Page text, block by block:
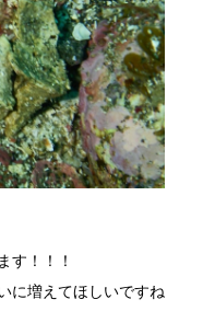
す！！！
に増えてほしいですね